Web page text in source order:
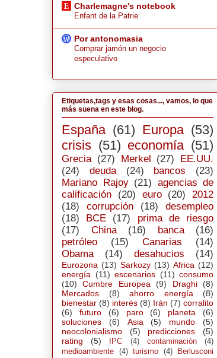
Charlemagne's notebook
Enfant de la Patrie
Por antonomasia
Comprar jamón un negocio
especulativo
Etiquetas,tags y esas cosas..., vamos, lo que
más suena en este blog.
España (61) Europa (53)
crisis (51) economía (51)
Grecia (27) Merkel (27)
EE.UU.
(24)
deuda (24) bancos
(23)
Mariano Rajoy (21) agencias de
calificación
(20) euro (20)
2012
(18)
corrupción (18)
desempleo
(18)
BCE (17)
prima de riesgo
(17)
China (16) banca
(16)
petróleo
(15) Canarias
(14)
Obama
(14) desahucios (14)
Eurozona (13) Sarkozy (13) Africa (12)
energía
(11) escenarios (11) consumo
(10)
Cumbre Europea (9) Draghi
(8)
Mercados
(8) ahorro energía
(8)
bienestar (8) interés (8) Irán (7) corralito
(6)
futuro (6) paro (6) planeta
(6)
soluciones
(6) Asia (5) mundo
(5)
neocolonialismo
(5) predicciones
(5)
rating
(5) IPC (4) contaminación
(4)
medioambiente
(4) turismo (4)
Berlusconi